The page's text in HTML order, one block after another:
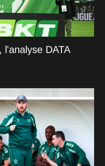
l'analyse DATA